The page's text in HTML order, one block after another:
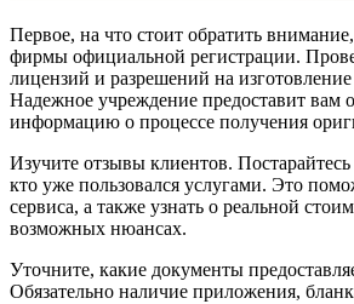
Первое, на что стоит обратить
фирмы официальной регистрации.
лицензий и разрешений на
Надежное учреждение предоставит вам
информацию о процессе получения
Изучите отзывы клиентов.
кто уже пользовался услугами. Это
сервиса, а также узнать о реальной
возможных нюансах.
Уточните, какие документы
Обязательно наличие приложения,